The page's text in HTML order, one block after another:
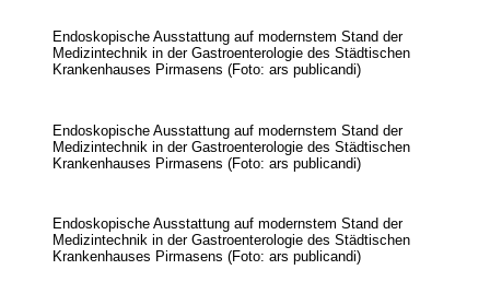
Endoskopische Ausstattung auf modernstem Stand der
Medizintechnik in der Gastroenterologie des Städtischen
Krankenhauses Pirmasens (Foto: ars publicandi)
Endoskopische Ausstattung auf modernstem Stand der
Medizintechnik in der Gastroenterologie des Städtischen
Krankenhauses Pirmasens (Foto: ars publicandi)
Endoskopische Ausstattung auf modernstem Stand der
Medizintechnik in der Gastroenterologie des Städtischen
Krankenhauses Pirmasens (Foto: ars publicandi)